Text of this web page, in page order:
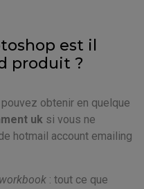
est il
produit ?
obtenir en quelque
uk si vous ne
hotmail account emailing
: tout ce que